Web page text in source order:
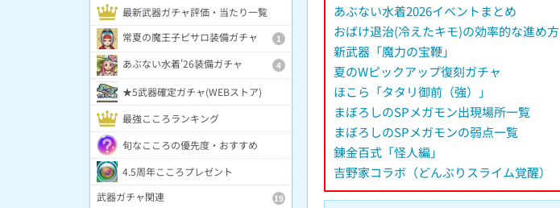
あぶない水着2026イベントまとめ
おばけ退治(冷えたキモ)の効率的な進め方
新武器「魔力の宝鞭」
夏のWピックアップ復刻ガチャ
ほこら「タタリ御前（強）」
まぼろしのSPメガモン出現場所一覧
まぼろしのSPメガモンの弱点一覧
錬金百式「怪人編」
吉野家コラボ（どんぶりスライム覚醒）
最新武器ガチャ評価・当たり一覧
常夏の魔王子ピサロ装備ガチャ
1
あぶない水着'26装備ガチャ 4
★5武器確定ガチャ(WEBストア)
最強こころランキング
旬なこころの優先度・おすすめ
4.5周年こころプレゼント
武器ガチャ関連
19